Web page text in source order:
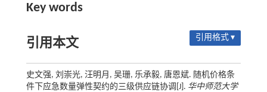
Key words
引用本文 引用格式 ▾
史文强, 刘崇光, 汪明月, 吴珊, 乐承毅, 唐恩斌. 随机价格条
件下应急数量弹性契约的三级供应链协调[J]. 华中师范大学